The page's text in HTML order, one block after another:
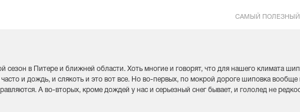
САМЫЙ ПОЛЕЗНЫЙ
сезон в Питере и ближней области. Хоть многие и говорят, что для нашего климата
и дождь, и слякоть и это вот все. Но во-первых, по мокрой дороге шиповка вообще
А во-вторых, кроме дождей у нас и серьезный снег бывает, и гололед не